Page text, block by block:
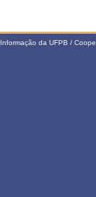
da UFPB /